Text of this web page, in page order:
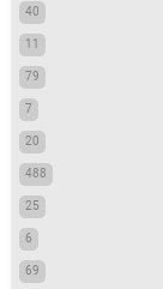
40
11
79
7
20
488
25
6
69